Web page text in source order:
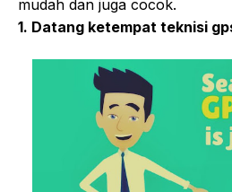
mudah dan juga cocok.
1. Datang ketempat teknisi